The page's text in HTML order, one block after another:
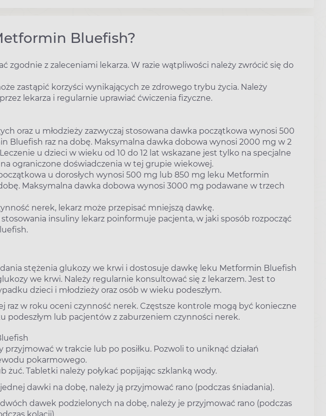
Bluefish?
zgodnie z zaleceniami lekarza. W razie wątpliwości należy zwrócić się do
zastąpić korzyści wynikających ze zdrowego trybu życia. Należy
lekarza i regularnie uprawiać ćwiczenia fizyczne.
oraz u młodzieży zazwyczaj stosowana dawka początkowa wynosi 500
Bluefish raz na dobę. Maksymalna dawka dobowa wynosi 2000 mg w 2
u dzieci w wieku od 10 do 12 lat wskazane jest tylko na specjalne
ograniczone doświadczenia w tej grupie wiekowej.
u dorosłych wynosi 500 mg lub 850 mg leku Metformin
Maksymalna dawka dobowa wynosi 3000 mg podawane w trzech
nerek, lekarz może przepisać mniejszą dawkę.
insuliny lekarz poinformuje pacjenta, w jaki sposób rozpocząć
stężenia glukozy we krwi i dostosuje dawkę leku Metformin Bluefish
we krwi. Należy regularnie konsultować się z lekarzem. Jest to
dzieci i młodzieży oraz osób w wieku podeszłym.
raz w roku oceni czynność nerek. Częstsze kontrole mogą być konieczne
podeszłym lub pacjentów z zaburzeniem czynności nerek.
w trakcie lub po posiłku. Pozwoli to uniknąć działań
pokarmowego.
żuć. Tabletki należy połykać popijając szklanką wody.
dawki na dobę, należy ją przyjmować rano (podczas śniadania).
dawek podzielonych na dobę, należy je przyjmować rano (podczas